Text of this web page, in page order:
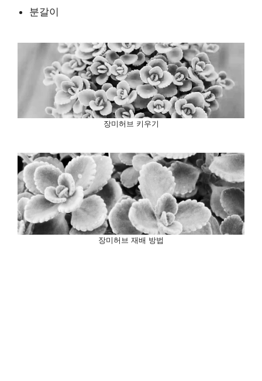
분갈이
장미허브 키우기
장미허브 재배 방법